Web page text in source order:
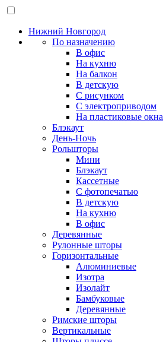
Нижний Новгород
По назначению
В офис
На кухню
На балкон
В детскую
С рисунком
С электроприводом
На пластиковые окна
Блэкаут
День-Ночь
Рольшторы
Мини
Блэкаут
Кассетные
С фотопечатью
В детскую
На кухню
В офис
Деревянные
Рулонные шторы
Горизонтальные
Алюминиевые
Изотра
Изолайт
Бамбуковые
Деревянные
Римские шторы
Вертикальные